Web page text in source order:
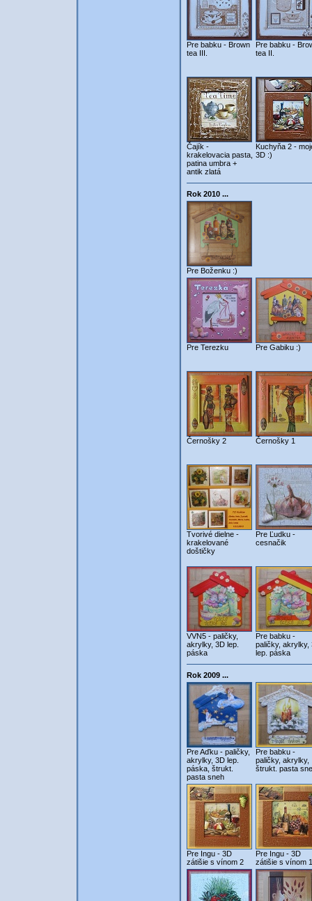
Pre babku - Brown
tea III.
Pre babku -
tea II.
Čajík -
krakelovacia pasta,
patina umbra +
antik zlatá
Kuchyňa 2 -
3D :)
Rok 2010 ...
Pre Boženku :)
Pre Terezku Pre Gabiku :)
Černošky 2 Černošky 1
Tvorivé dielne -
krakelované
doštičky
Pre Ľudku -
cesnačik
VVN5 - paličky,
akrylky, 3D lep.
páska
Pre babku -
paličky, akrylky,
lep. páska
Rok 2009 ...
Pre Aďku - paličky,
akrylky, 3D lep.
páska, štrukt.
pasta sneh
Pre babku -
paličky, akrylky,
štrukt. pasta
Pre Ingu - 3D
zátišie s vínom 2
Pre Ingu - 3D
zátišie s vínom 1